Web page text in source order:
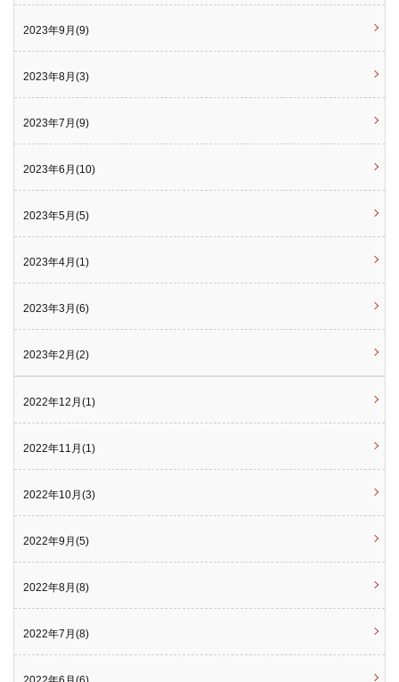
2023年9月(9)
2023年8月(3)
2023年7月(9)
2023年6月(10)
2023年5月(5)
2023年4月(1)
2023年3月(6)
2023年2月(2)
2022年12月(1)
2022年11月(1)
2022年10月(3)
2022年9月(5)
2022年8月(8)
2022年7月(8)